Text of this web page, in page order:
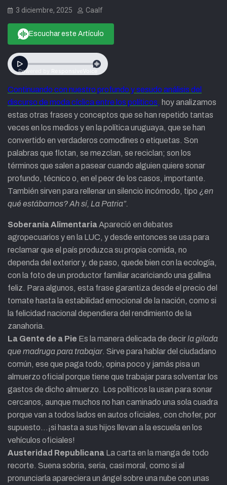
3 diciembre, 2025 Caalf
Escuchar este Artículo
Continuando con nuestro profundo y sesudo análisis del
discurso de moda cíclica entre los políticos, hoy analizamos
estas otras frases y conceptos que se han repetido tantas
veces en los medios y en la política uruguaya, que se han
convertido en verdaderos comodines o etiquetas. Son
palabras que flotan, se mezclan, se reciclan; son los
términos que salen a pasear cuando alguien quiere sonar
profundo, técnico o, en el peor de los casos, importante.
También sirven para rellenar un silencio incómodo, tipo ¿en
qué estábamos? Ah sí, La Patria”.
Soberanía AlimentariaApareció en debates
agropecuarios y en la LUC, y desde entonces se usa para
reclamar que el país produzca su propia comida, no
dependa del exterior y, de paso, quede bien con la ecología,
con la foto de un productor familiar acariciando una gallina
feliz. Para algunos, esta frase garantiza desde el precio del
tomate hasta la estabilidad emocional de la nación, como si
la felicidad nacional dependiera del rendimiento de la
zanahoria.
La Gente de a Pie Es la manera delicada de decirla gilada
que madruga para trabajar. Sirve para hablar del ciudadano
común, ese que paga todo, opina poco y jamás pisa un
almuerzo oficial porque tiene que trabajar para solventar los
gastos de dicho almuerzo. Los políticos la usan para sonar
cercanos, aunque muchos no han caminado una sola cuadra
porque van a todos lados en autos oficiales, con chofer, por
supuesto…¡si hasta a sus hijos llevan a la escuela en los
vehículos oficiales!
Austeridad Republicana La carta en la manga de todo
recorte. Suena sobria, seria, casi moral, como si al
pronunciarla apareciera un ángel sobre una nube con unas